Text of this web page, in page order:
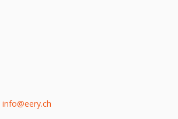
info@eery.ch